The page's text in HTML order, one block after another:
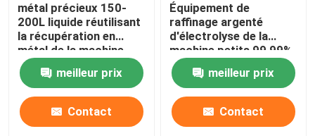
Machine de raffinage argentée
Équipement de raffinage de platine
machine argentée d'électrolyse
métal précieux 150-
200L liquide réutilisant
la récupération en
métal de la machine
99% des eaux usées
meilleur prix
Contact
Équipement de
raffinage argenté
d'électrolyse de la
machine petits 99,99%
facile d'utiliser la
preuve de fuite
meilleur prix
Contact